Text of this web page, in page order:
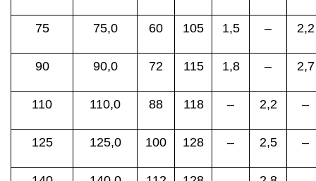
75 75,0 60 105 1,5 – 2,2
90 90,0 72 115 1,8 – 2,7
110 110,0 88 118 – 2,2 –
125 125,0 100 128 – 2,5 –